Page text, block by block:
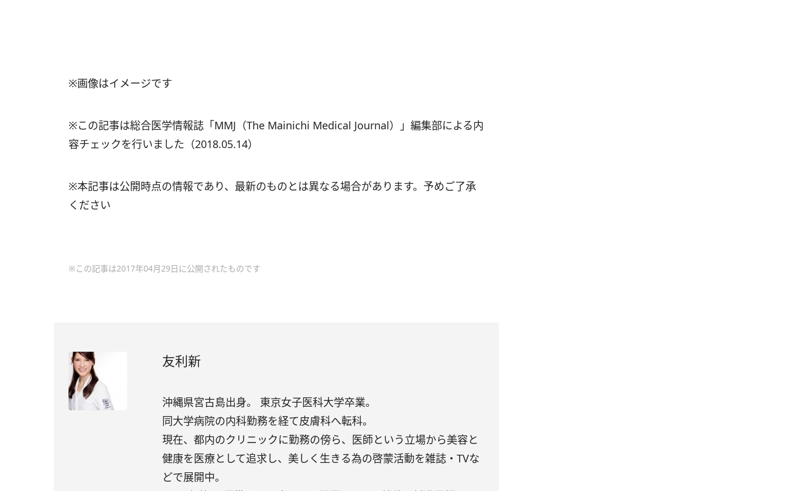
※画像はイメージです
※この記事は総合医学情報誌「MMJ（The Mainichi Medical Journal）」編集部による内
容チェックを行いました（2018.05.14）
※本記事は公開時点の情報であり、最新のものとは異なる場合があります。予めご了承
ください
※この記事は2017年04月29日に公開されたものです
友利新
沖縄県宮古島出身。 東京女子医科大学卒業。
同大学病院の内科勤務を経て皮膚科へ転科。
現在、都内のクリニックに勤務の傍ら、医師という立場から美容と
健康を医療として追求し、美しく生きる為の啓蒙活動を雑誌・TVな
どで展開中。